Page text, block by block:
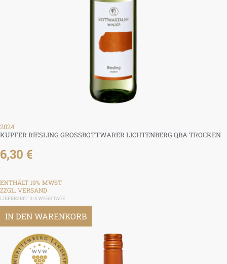
2024
KUPFER RIESLING GROSSBOTTWARER LICHTENBERG QBA TROCKEN
6,30 €
ENTHÄLT 19% MWST.
ZZGL. VERSAND
LIEFERZEIT: 3-5 WERKTAGE
IN DEN WARENKORB